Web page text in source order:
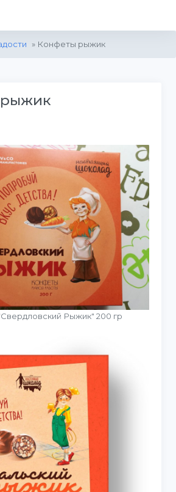
» Конфеты рыжик
Рыжик" 200 гр